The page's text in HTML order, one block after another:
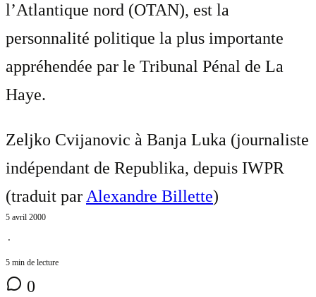
l’Atlantique nord (OTAN), est la
personnalité politique la plus importante
appréhendée par le Tribunal Pénal de La
Haye.
Zeljko Cvijanovic à Banja Luka (journaliste
indépendant de Republika, depuis IWPR
(traduit parAlexandre Billette)
5 avril 2000
⋅
5 min de lecture
0